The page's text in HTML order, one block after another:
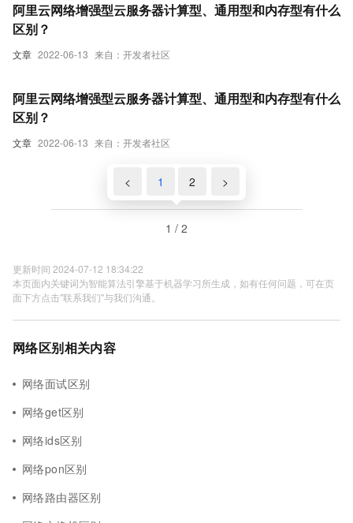
文章 2022-06-13 来自：开发者社区
阿里云网络增强型云服务器计算型、通用型和内存型有什么
区别？
文章 2022-06-13 来自：开发者社区
阿里云网络增强型云服务器计算型、通用型和内存型有什么
区别？
< 1 2 >
1 / 2
更新时间 2024-07-12 18:34:22
本页面内关键词为智能算法引擎基于机器学习所生成，如有任何问题，可在页
面下方点击"联系我们"与我们沟通。
网络区别相关内容
网络面试区别
网络get区别
网络ids区别
网络pon区别
网络路由器区别